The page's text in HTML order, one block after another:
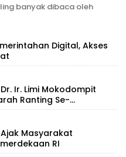
banyak dibaca oleh
Digital, Akses
Ir. Limi Mokodompit
Ranting Se-
Masyarakat
RI